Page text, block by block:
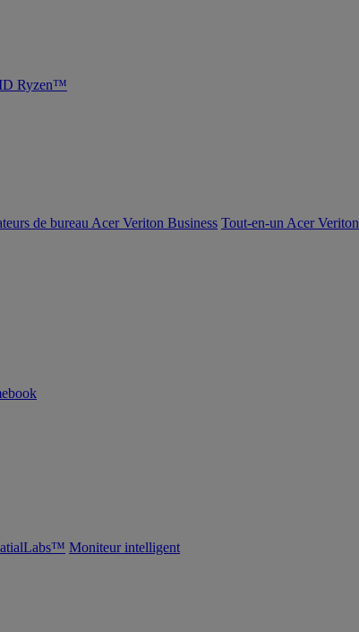
Ryzen™
de bureau Acer Veriton Business Tout-en-un Acer Veriton
Moniteur intelligent